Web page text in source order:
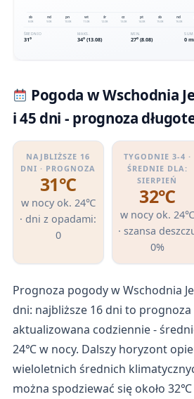
Pogoda w Wschodnia
i 45 dni - prognoza
NAJBLIŻSZE 16
DNI · PROGNOZA
31℃
w nocy ok. 24℃
· dni z opadami:
0
TYGODNIE 3-4 ·
ŚREDNIE DLA:
SIERPIEŃ
32℃
w nocy ok. 24℃
· szansa
0%
Prognoza pogody w Wschodnia
dni: najbliższe 16 dni to
aktualizowana codziennie -
24℃ w nocy. Dalszy horyzont
wieloletnich średnich
można spodziewać się około